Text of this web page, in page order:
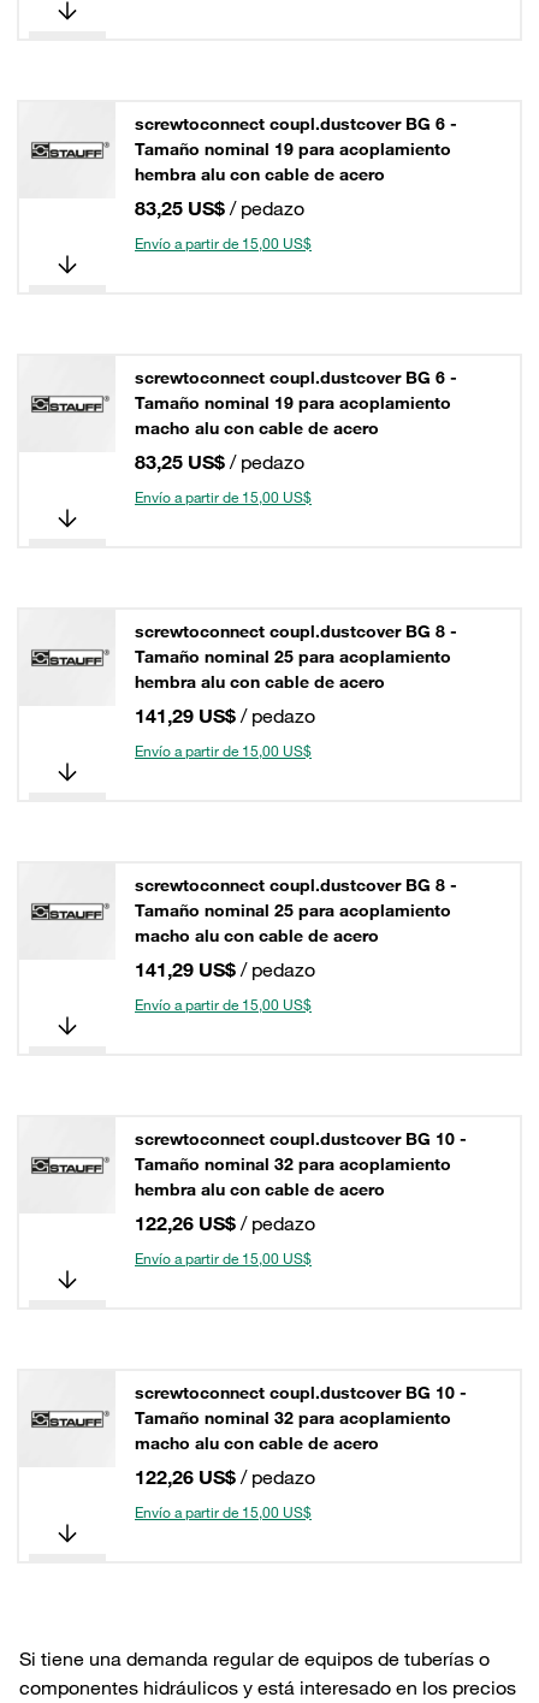
screwtoconnect coupl.dustcover BG 6 -
Tamaño nominal 19 para acoplamiento
hembra alu con cable de acero
83,25 US$ / pedazo
Envío a partir de 15,00 US$
screwtoconnect coupl.dustcover BG 6 -
Tamaño nominal 19 para acoplamiento
macho alu con cable de acero
83,25 US$ / pedazo
Envío a partir de 15,00 US$
screwtoconnect coupl.dustcover BG 8 -
Tamaño nominal 25 para acoplamiento
hembra alu con cable de acero
141,29 US$ / pedazo
Envío a partir de 15,00 US$
screwtoconnect coupl.dustcover BG 8 -
Tamaño nominal 25 para acoplamiento
macho alu con cable de acero
141,29 US$ / pedazo
Envío a partir de 15,00 US$
screwtoconnect coupl.dustcover BG 10 -
Tamaño nominal 32 para acoplamiento
hembra alu con cable de acero
122,26 US$ / pedazo
Envío a partir de 15,00 US$
screwtoconnect coupl.dustcover BG 10 -
Tamaño nominal 32 para acoplamiento
macho alu con cable de acero
122,26 US$ / pedazo
Envío a partir de 15,00 US$
Si tiene una demanda regular de equipos de tuberías o
componentes hidráulicos y está interesado en los precios